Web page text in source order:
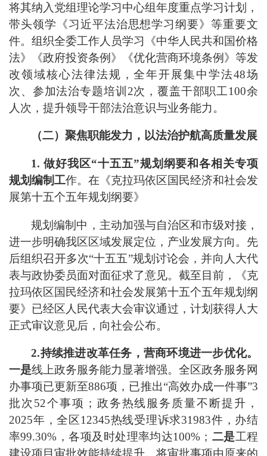
将其纳入党组理论学习中心组年度重点学习计划，
带头领学 《习近平法治思想学习纲要》等重要文
件。 组织全委工作人员学习《中华人民共和国价格
法》《政府投资条例》《优化营商环境条例》等发
改领域核心法律法规，全年开展集中学法48场
次、参加法治专题培训 2次，覆盖干部职工100余
人次，提升领导干部法治意识与业务能力。
（二）聚焦职能发力，以法治护航高质量发展
1.做好我区“十五五”规划纲要和各相关专项
规划编制工作。在《克拉玛依区国民经济和社会发
展第十五个五年规划纲要》
规划编制中，主动加强与自治区和市级对接 ，
进一步明确我区区域发展定位，产业发展方向。先
后组织召开多次“十五五”规划讨论会， 并向人大代
表与政协委员面对面征求了意见。截至目前，《克
拉玛依区国民经济和社会发展第十五个五年规划纲
要》已经区人民代表大会审议通过，计划获得人大
正式审议意见后，向社会公布。
2.持续推进改革任务，营商环境进一步优化。
一是线上政务服务能力显著增强。全区政务服务网
办事项已更新至886项，已推出“高效办成一件事”3
批次 52个事项；政务热线服务质量不断提升，
2025年 ，全区 12345热线受理诉求31983件，办结
率99.30% ，各项及时处理率均达100% ； 二是工程
建设项目审批效能持续提升。将审批事项由原来的